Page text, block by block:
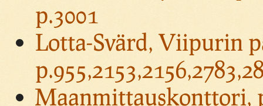
p.3001
Lotta-Svärd, Viipurin
Maanmittauskonttori,